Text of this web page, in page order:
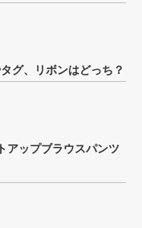
グ、リボンはどっち？
アップブラウスパンツ